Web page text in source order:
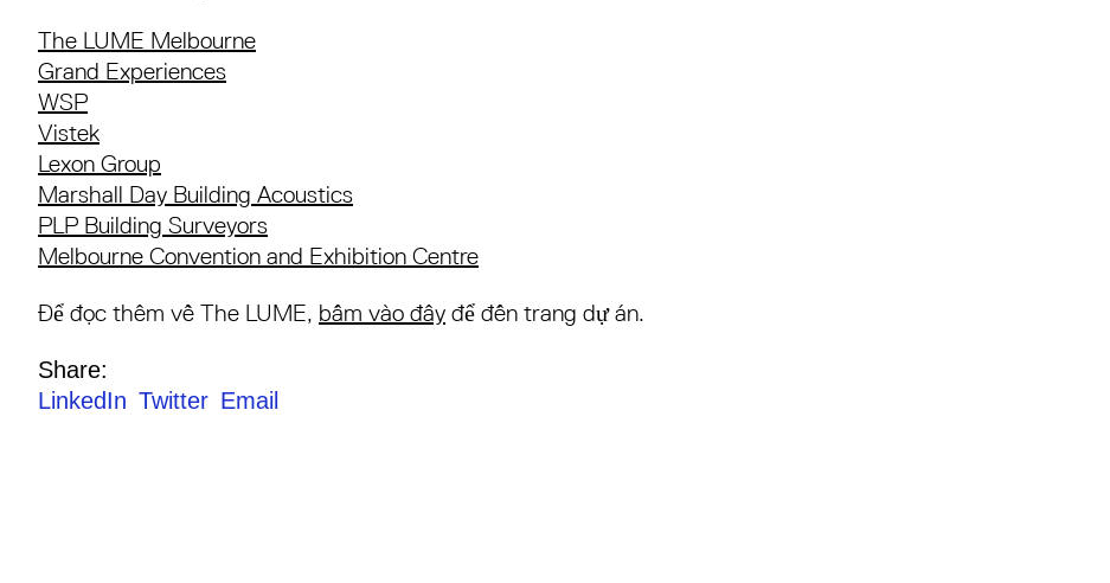
The LUME Melbourne
Grand Experiences
WSP
Vistek
Lexon Group
Marshall Day Building Acoustics
PLP Building Surveyors
Melbourne Convention and Exhibition Centre
Để đọc thêm về The LUME, bấm vào đây để đến trang dự án.
Share:
LinkedIn Twitter Email